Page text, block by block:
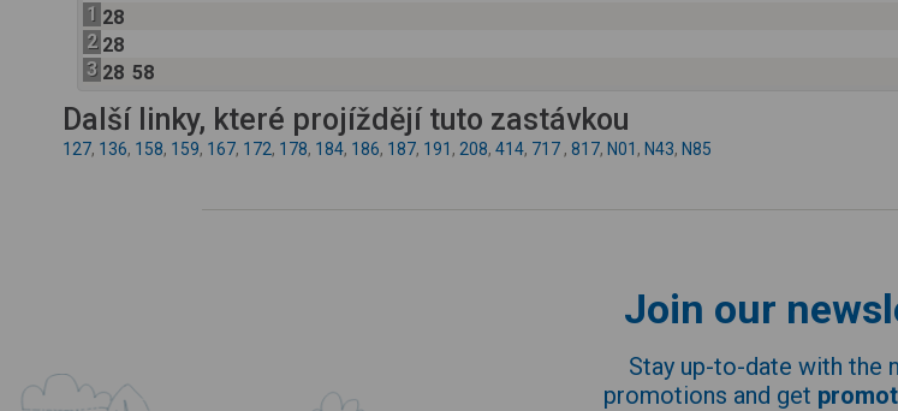
1 28
2 28
3 28 58
Další linky, které projíždějí tuto zastávkou
127, 136, 158, 159, 167, 172, 178, 184, 186, 187, 191 , 208, 414, 717 , 817, N01 , N43, N85
Join our
Stay up-to-date with the
promotions and get